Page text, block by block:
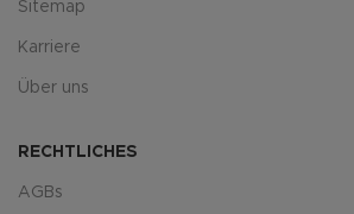
Sitemap
Karriere
Über uns
RECHTLICHES
AGBs